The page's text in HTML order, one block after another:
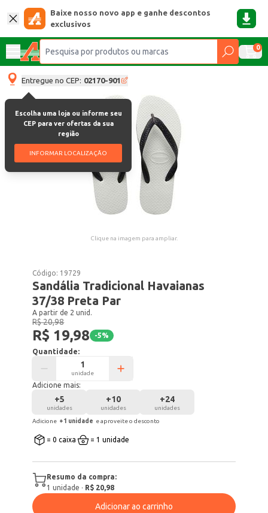
Baixe nosso novo app e ganhe descontos
exclusivos
0
Entregue no CEP: 02170-901
Escolha uma loja ou informe seu
CEP para ver ofertas da sua
região
INFORMAR LOCALIZAÇÃO
Clique na imagem para ampliar.
Código: 19729
Sandália Tradicional Havaianas
37/38 Preta Par
A partir de 2 unid.
R$ 20,98
R$ 19,98 -5%
Quantidade:
unidade
Adicione mais:
+5
unidades
+10
unidades
+24
unidades
Adicione +1 unidade e aproveite o desconto
= 0 caixa = 1 unidade
Resumo da compra:
1 unidade · R$ 20,98
Adicionar ao carrinho